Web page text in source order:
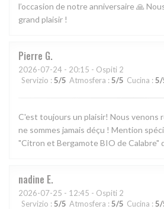
l’occasion de notre anniversaire 🙏
grand plaisir !
Pierre G
2026-07-24 - 20:15 - Ospiti 2
Servizio : 5/5 Atmosfera : 5/5 Cucina : 5/
C'est toujours un plaisir! Nous venons
ne sommes jamais déçu ! Mention
"Citron et Bergamote BIO de Calabre"
nadine E
2026-07-25 - 12:45 - Ospiti 2
Servizio : 5/5 Atmosfera : 5/5 Cucina : 5/